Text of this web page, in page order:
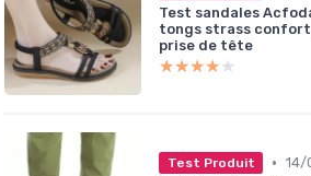
Test sandales
tongs strass confort
prise de tête
★★★★★
★★★★★
Test Produit • 14/